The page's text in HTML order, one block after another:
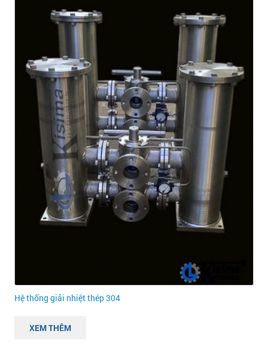
Hệ thống giải nhiệt thép 304
XEM THÊM